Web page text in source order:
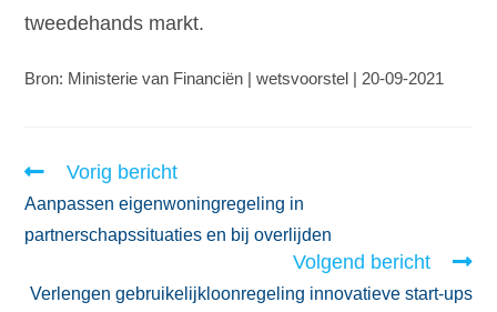
tweedehands markt.
Bron: Ministerie van Financiën | wetsvoorstel | 20-09-2021
Vorig bericht
Aanpassen eigenwoningregeling in
partnerschapssituaties en bij overlijden
Volgend bericht
Verlengen gebruikelijkloonregeling innovatieve start-ups